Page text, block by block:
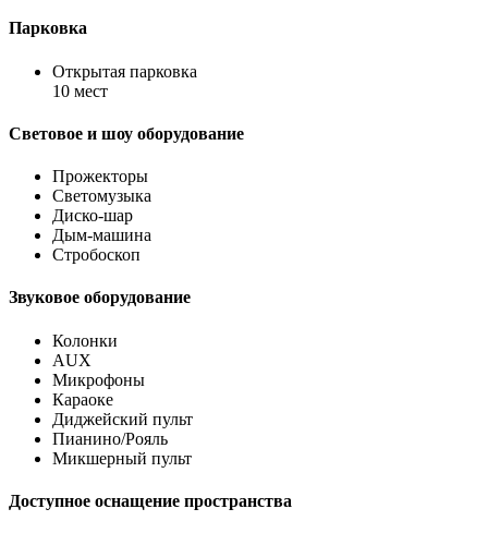
Парковка
Открытая парковка
10 мест
Световое и шоу оборудование
Прожекторы
Светомузыка
Диско-шар
Дым-машина
Стробоскоп
Звуковое оборудование
Колонки
AUX
Микрофоны
Караоке
Диджейский пульт
Пианино/Рояль
Микшерный пульт
Доступное оснащение пространства